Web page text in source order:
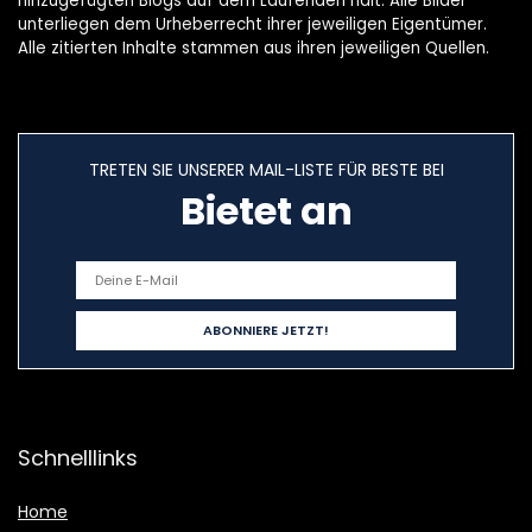
unterliegen dem Urheberrecht ihrer jeweiligen Eigentümer.
Alle zitierten Inhalte stammen aus ihren jeweiligen Quellen.
TRETEN SIE UNSERER MAIL-LISTE FÜR BESTE BEI
Bietet an
Schnelllinks
Home